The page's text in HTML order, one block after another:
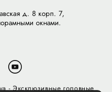
д. 8 корп. 7,
окнами.
- Эксклюзивные головные